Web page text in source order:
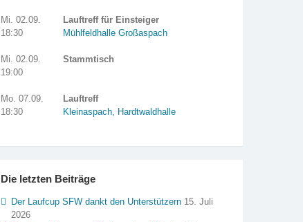
Mi. 02.09.
18:30
Lauftreff für Einsteiger
Mühlfeldhalle Großaspach
Mi. 02.09.
19:00
Stammtisch
Mo. 07.09.
18:30
Lauftreff
Kleinaspach, Hardtwaldhalle
Die letzten Beiträge
Der Laufcup SFW dankt den Unterstützern 15. Juli
2026